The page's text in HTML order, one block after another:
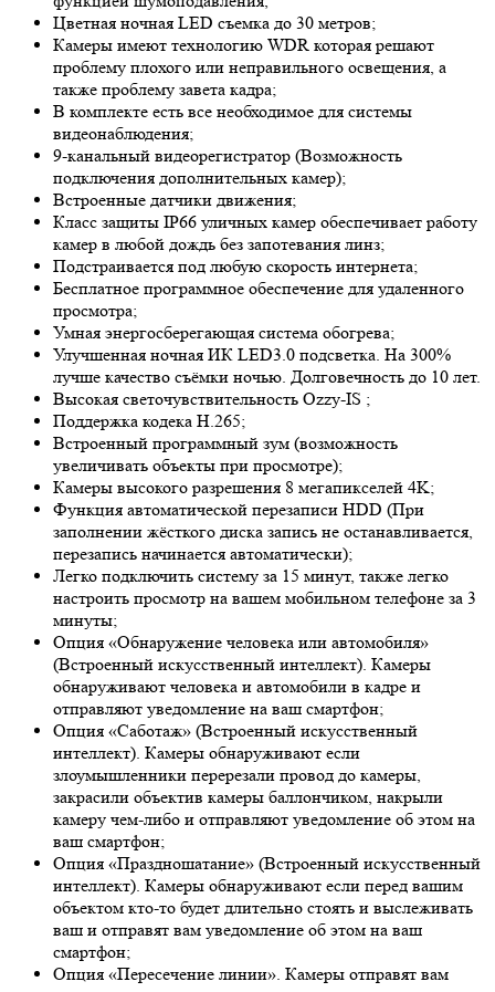
Цветная ночная LED съемка до 30 метров;
Камеры имеют технологию WDR которая решают
проблему плохого или неправильного освещения, а
также проблему завета кадра;
В комплекте есть все необходимое для системы
видеонаблюдения;
9-канальный видеорегистратор (Возможность
подключения дополнительных камер);
Встроенные датчики движения;
Класс защиты IP66 уличных камер обеспечивает работу
камер в любой дождь без запотевания линз;
Подстраивается под любую скорость интернета;
Бесплатное программное обеспечение для удаленного
просмотра;
Умная энергосберегающая система обогрева;
Улучшенная ночная ИК LED3.0 подсветка. На 300%
лучше качество съёмки ночью. Долговечность до 10 лет.
Высокая светочувствительность Ozzy-IS ;
Поддержка кодека H.265;
Встроенный программный зум (возможность
увеличивать объекты при просмотре);
Камеры высокого разрешения 8 мегапикселей 4K;
Функция автоматической перезаписи HDD (При
заполнении жёсткого диска запись не останавливается,
перезапись начинается автоматически);
Легко подключить систему за 15 минут, также легко
настроить просмотр на вашем мобильном телефоне за 3
минуты;
Опция «Обнаружение человека или автомобиля»
(Встроенный искусственный интеллект). Камеры
обнаруживают человека и автомобили в кадре и
отправляют уведомление на ваш смартфон;
Опция «Саботаж» (Встроенный искусственный
интеллект). Камеры обнаруживают если
злоумышленники перерезали провод до камеры,
закрасили объектив камеры баллончиком, накрыли
камеру чем-либо и отправляют уведомление об этом на
ваш смартфон;
Опция «Праздношатание» (Встроенный искусственный
интеллект). Камеры обнаруживают если перед вашим
объектом кто-то будет длительно стоять и выслеживать
ваш и отправят вам уведомление об этом на ваш
смартфон;
Опция «Пересечение линии». Камеры отправят вам